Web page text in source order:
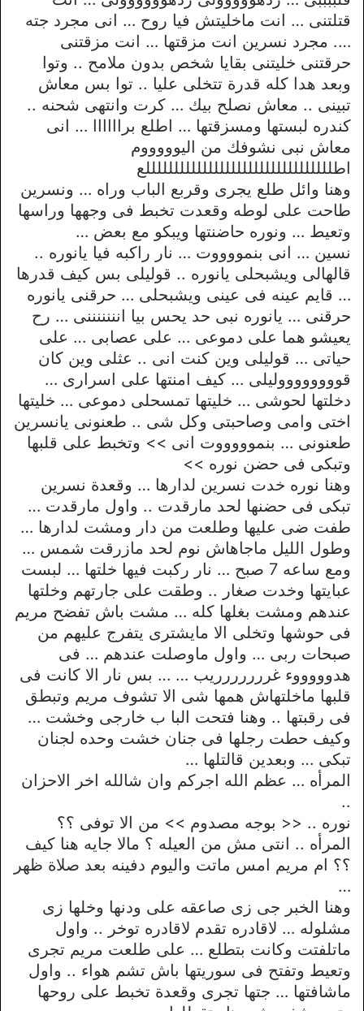
قتلتنى … انت ماخليتش فيا روح … انى مجرد جته
…. مجرد نسرين انت مزقتها … انت مزقتنى
حرقتنى خليتنى بقايا شخص بدون ملامح .. وتوا
وبعد هدا كله قدرة تتخلى عليا .. توا بس معاش
تبينى .. معاش نصلح بيك … كرت وانتهى شحنه ..
كندره لبستها ومسزقتها … اطلع براااااا … انى
معاش نبى نشوفك من اليوووووم
اطلللللللللللللللللللللللللللللللللع
وهنا وائل طلع يجرى وقربع الباب وراه … ونسرين
طاحت على لوطه وقعدت تخبط فى وجهها وراسها
وتعيط … ونوره حاضنتها ويبكو مع بعض …
نسين … انى بنمووووت … نار راكبه فيا يانوره ..
قالهالى ويشبحلى يانوره .. قوليلى بس كيف قدرها
… قايم عينه فى عينى ويشبحلى … حرقنى يانوره
حرقنى … يانوره نبى حد يحس بيا انننننننى … رح
يعيشو هما على دموعى … على عصابى … على
حياتى … قوليلى وين كنت انى .. عثلى وين كان
قووووووووليلى … كيف امنتها على اسرارى …
دخلتها لحوشى … خليتها تمسحلى دموعى … خليتها
اختى وامى وصاحبتى وكل شى .. طعنونى يانسرين
طعنونى … بنموووووت انى >> وتخبط على قلبها
وتبكى فى حضن نوره >>
وهنا نوره خدت نسرين لدارها … وقعدة نسرين
تبكى فى حضنها لحد مارقدت .. واول مارقدت …
طفت ضى عليها وطلعت من دار ومشت لدارها …
وطول الليل ماجاهاش نوم لحد مازرقت شمس …
ومع ساعه 7 صبح … نار ركبت فيها خلتها … لبست
عبايتها وخدت صغار .. وطقت على جارتهم وخلتها
عندهم ومشت بغلها كله … مشت باش تفضح مريم
فى حوشها وتخلى الا مايشترى يتفرج عليهم من
صبحات ربى … واول ماوصلت عندهم … فى
هدوووووء غررررررريب … … بس نار الا كانت فى
قلبها ماخلتهاش همها شى الا تشوف مريم وتبطق
فى رقبتها .. وهنا فتحت البا ب خارجى وخشت …
وكيف حطت رجلها فى جنان خشت وحده لجنان
تبكى … وبعدين قالتلها …
المرأه … عظم الله اجركم وان شالله اخر الاحزان
..
نوره .. << بوجه مصدوم >> من الا توفى ؟؟
المرأه .. انتى مش من العيله ؟ مالا جايه هنا كيف
؟؟ ام مريم امس ماتت واليوم دفينه بعد صلاة ظهر
…
وهنا الخبر جى زى صاعقه على ودنها وخلها زى
مشلوله … لاقادره تقدم لاقادره توخر .. واول
ماتلفتت وكانت بتطلع … على طلعت مريم تجرى
وتعيط وتفتح فى سوريتها باش تشم هواء .. واول
ماشافتها … جتها تجرى وقعدة تخبط على روحها